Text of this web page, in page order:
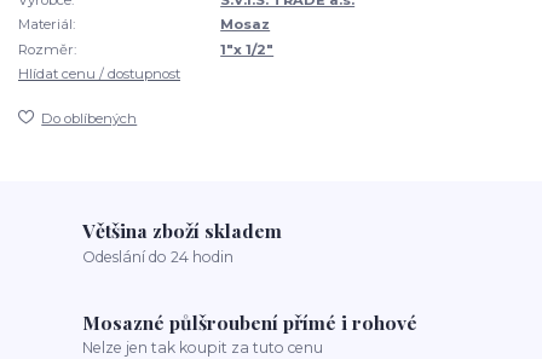
Materiál:
Mosaz
Rozměr:
1"x 1/2"
Hlídat cenu / dostupnost
Do oblíbených
Většina zboží skladem
Odeslání do 24 hodin
Mosazné půlšroubení přímé i rohové
Nelze jen tak koupit za tuto cenu